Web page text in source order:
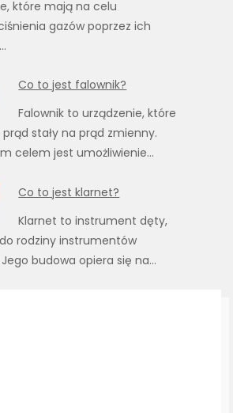
które mają na celu
gazów poprzez ich
Co to jest falownik?
Falownik to urządzenie, które
prąd stały na prąd zmienny.
celem jest umożliwienie…
Co to jest klarnet?
Klarnet to instrument dęty,
rodziny instrumentów
budowa opiera się na…